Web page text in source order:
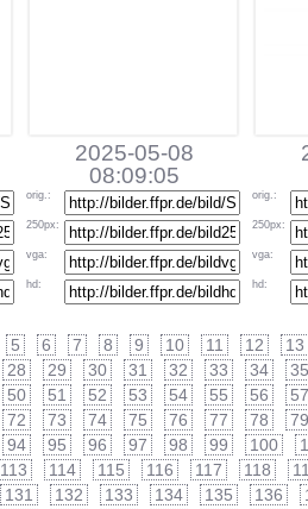
2025-05-08
08:09:05
orig.:
250px:
vga:
hd:
orig.:
250px:
vga:
hd:
5 6 7 8 9 10 11 12
13
28 29 30 31 32 33 34
35
50 51 52 53 54 55 56
57
72 73 74 75 76 77 78
79
94 95 96 97 98 99 100
113 114 115 116 117 118
131 132 133 134 135 136